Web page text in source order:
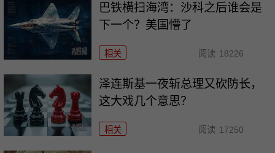
巴铁横扫海湾：沙科之后谁会是
下一个？美国懵了
相关 阅读 18226
泽连斯基一夜斩总理又砍防长，
这大戏几个意思？
相关 阅读 17250